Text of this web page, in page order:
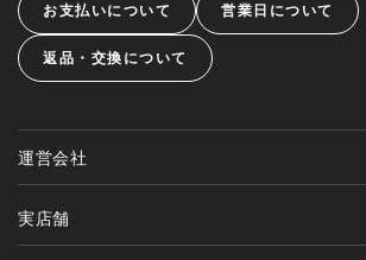
お支払いについて 営業日について
返品・交換について
運営会社
実店舗